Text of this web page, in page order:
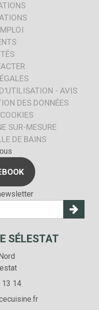
- AVIS
DES DONNÉES
SUR-MESURE
DE BAINS
SÉLESTAT
13 14